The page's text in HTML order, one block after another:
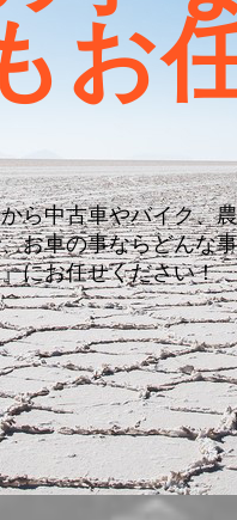
お
ら中古車やバイク、
お車の事ならどんな
にお任せください！